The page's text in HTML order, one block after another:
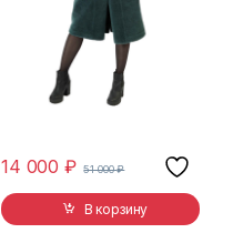
14 000₽ 51 000₽
В корзину